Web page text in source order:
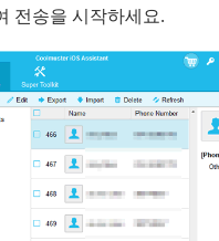
전송을 시작하세요.